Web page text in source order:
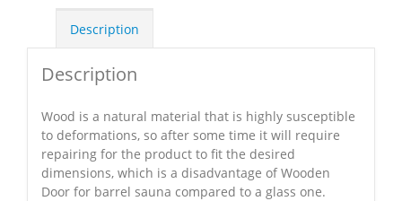
Description
Description
Wood is a natural material that is highly susceptible
to deformations, so after some time it will require
repairing for the product to fit the desired
dimensions, which is a disadvantage of Wooden
Door for barrel sauna compared to a glass one.